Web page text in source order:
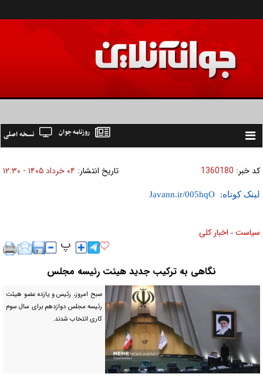
Toggle
نسخه اصلی روزنامه جوان
کد خبر: 1360180 تاریخ انتشار: ۰۴ خرداد ۱۴۰۵ - ۱۲:۳۰
لینک کوتاه:
سیاست » اخبار کلی
نگاهی به ترکیب جدید هیئت رئیسه مجلس
صبح امروز، رئیس و یازده عضو هیئت
رئیسه مجلس دوازدهم برای سال سوم
کاری انتخاب شدند.